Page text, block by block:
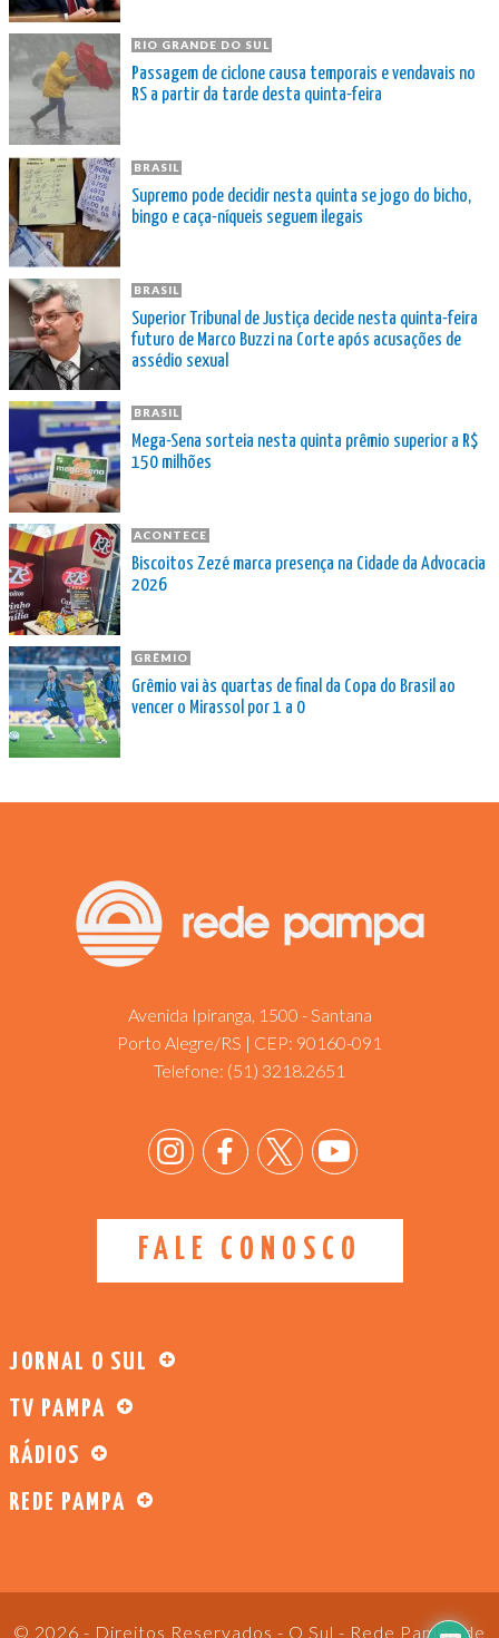
RIO GRANDE DO SUL
Passagem de ciclone causa temporais e vendavais no
RS a partir da tarde desta quinta-feira
BRASIL
Supremo pode decidir nesta quinta se jogo do bicho,
bingo e caça-níqueis seguem ilegais
BRASIL
Superior Tribunal de Justiça decide nesta quinta-feira
futuro de Marco Buzzi na Corte após acusações de
assédio sexual
BRASIL
Mega-Sena sorteia nesta quinta prêmio superior a R$
150 milhões
ACONTECE
Biscoitos Zezé marca presença na Cidade da Advocacia
2026
GRÊMIO
Grêmio vai às quartas de final da Copa do Brasil ao
vencer o Mirassol por 1 a 0
Avenida Ipiranga, 1500 - Santana
Porto Alegre/RS | CEP: 90160-091
Telefone: (51) 3218.2651
FALE CONOSCO
JORNAL O SUL
TV PAMPA
RÁDIOS
REDE PAMPA
© 2026 - Direitos Reservados - O Sul - Rede Pampa de